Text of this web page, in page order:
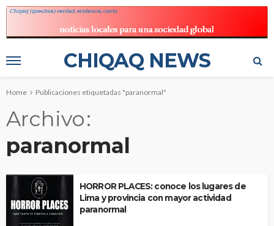
CHIQAQ NEWS
Home Publicaciones etiquetadas "paranormal"
Archivo
paranormal
HORROR PLACES: conoce los lugares de
Lima y provincia con mayor actividad
paranormal